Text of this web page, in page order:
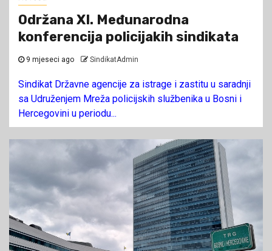
Održana XI. Međunarodna
konferencija policijakih sindikata
9 mjeseci ago SindikatAdmin
Sindikat Državne agencije za istrage i zastitu u saradnji
sa Udruženjem Mreža policijskih službenika u Bosni i
Hercegovini u periodu...